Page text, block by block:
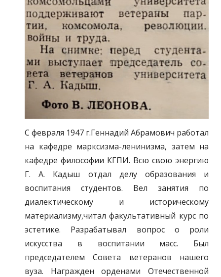
С февраля 1947 г.Геннадий Абрамович работал
на кафедре марксизма-ленинизма, затем на
кафедре философии КГПИ. Всю свою энергию
Г. А. Кадыш отдал делу образования и
воспитания студентов. Вел занятия по
диалектическому и историческому
материализму,читал факультативный курс по
эстетике. Разрабатывал вопрос о роли
искусства в воспитании масс. Был
председателем Совета ветеранов нашего
вуза. Награжден орденами Отечественной